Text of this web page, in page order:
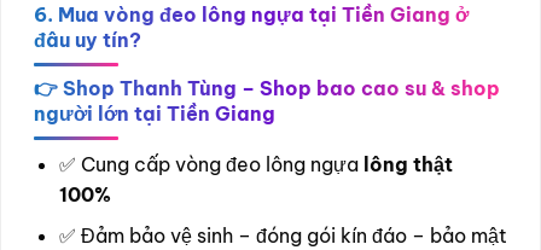
6. Mua vòng đeo lông ngựa tại Tiền Giang ở
đâu uy tín?
👉 Shop Thanh Tùng – Shop bao cao su & shop
người lớn tại Tiền Giang
✅ Cung cấp vòng đeo lông ngựa lông thật
100%
✅ Đảm bảo vệ sinh – đóng gói kín đáo – bảo mật